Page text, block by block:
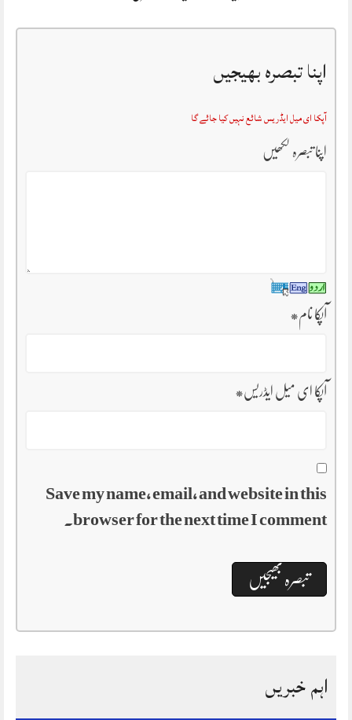
اپنا تبصرہ بھیجیں
آپکا ای میل ایڈریس شائع نہیں کیا جائے گا
اپنا تبصرہ لکھیں
آپکا نام*
آپکا ای میل ایڈریس*
Save my name, email, and website in this
browser for the next time I comment.
اہم خبریں